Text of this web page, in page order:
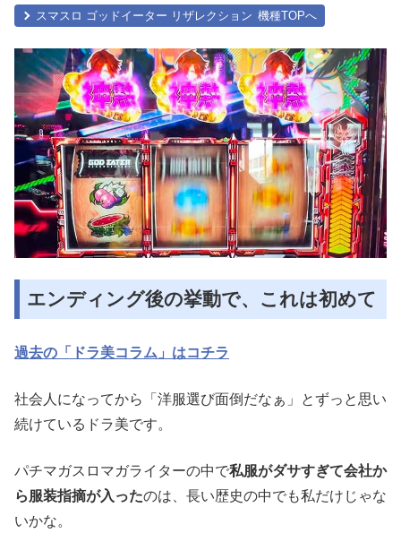
スマスロ ゴッドイーター リザレクション
エンディング後の挙動で、これは初めて
過去の「ドラ美コラム」はコチラ
社会人になってから「洋服選び面倒だなぁ」とずっと思い
続けているドラ美です。
パチマガスロマガライターの中で私服がダサすぎて会社か
ら服装指摘が入ったのは、長い歴史の中でも私だけじゃな
いかな。